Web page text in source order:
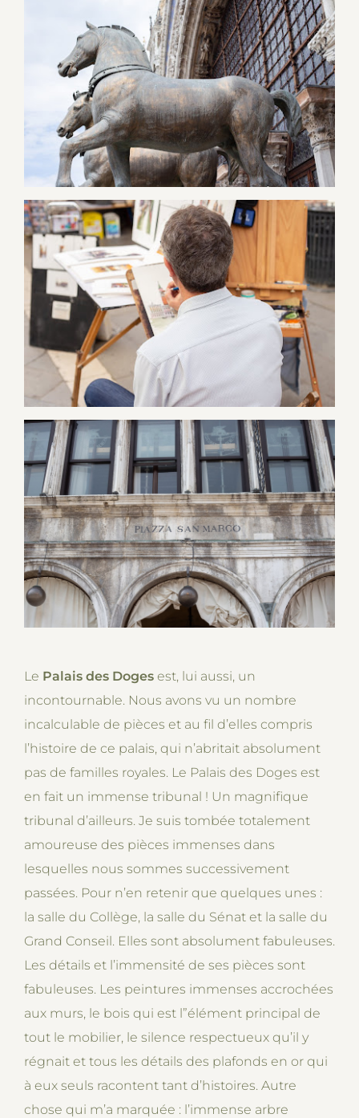
Le Palais des Doges est, lui aussi, un
incontournable. Nous avons vu un nombre
incalculable de pièces et au fil d’elles compris
l’histoire de ce palais, qui n’abritait absolument
pas de familles royales. Le Palais des Doges est
en fait un immense tribunal ! Un magnifique
tribunal d’ailleurs. Je suis tombée totalement
amoureuse des pièces immenses dans
lesquelles nous sommes successivement
passées. Pour n’en retenir que quelques unes :
la salle du Collège, la salle du Sénat et la salle du
Grand Conseil. Elles sont absolument fabuleuses.
Les détails et l’immensité de ses pièces sont
fabuleuses. Les peintures immenses accrochées
aux murs, le bois qui est l”élément principal de
tout le mobilier, le silence respectueux qu’il y
régnait et tous les détails des plafonds en or qui
à eux seuls racontent tant d’histoires. Autre
chose qui m’a marquée : l’immense arbre